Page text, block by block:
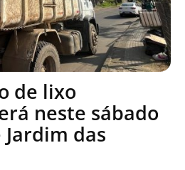
de lixo
neste sábado
Jardim das